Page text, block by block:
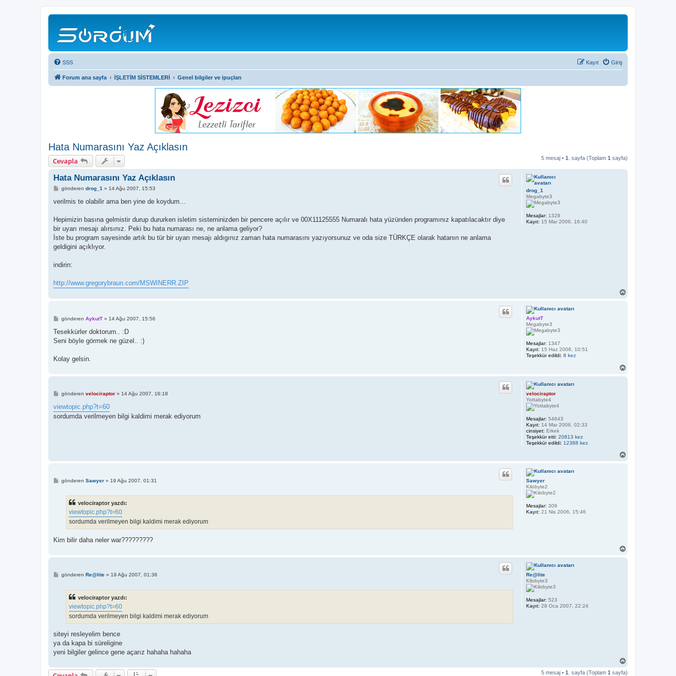
SSS Giriş
Kayıt
Forum ana sayfa İŞLETİM SİSTEMLERİ Genel bilgiler ve ipuçları
Hata Numarasını Yaz Açıklasın
Cevapla 5 mesaj • 1 . sayfa (Toplam 1 sayfa)
drog_1
Megabyte3
Mesajlar: 1329
Kayıt: 15 Mar 2006, 16:40
Hata Numarasını Yaz Açıklasın
M
s
gönderen drog_1 » 14 Ağu 2007, 15:53
verilmis te olabilir ama ben yine de koydum...
Hepimizin basına gelmistir durup dururken isletim sisteminizden bir pencere açılır ve 00X11125555 Numaralı hata yüzünden programınız kapatılacaktır diye
bir uyarı mesajı alırsınız. Peki bu hata numarası ne, ne anlama geliyor?
İste bu program sayesinde artık bu tür bir uyarı mesajı aldıgınız zaman hata numarasını yazıyorsunuz ve oda size TÜRKÇE olarak hatanın ne anlama
geldigini açıklıyor.
indirin:
http://www.gregorybraun.com/MSWINERR.ZIP
AykutT
Megabyte3
Mesajlar: 1347
Kayıt: 15 Haz 2006, 10:51
Teşekkür edildi: 8 kez
M
s
j
gönderen AykutT» 14 Ağu 2007, 15:56
Tesekkürler doktorum.. :D
Seni böyle görmek ne güzel.. :)
Kolay gelsin.
velociraptor
Yottabyte4
Mesajlar: 54643
Kayıt: 14 Mar 2006, 02:33
cinsiyet: Erkek
Teşekkür etti: 20813 kez
Teşekkür edildi: 12388 kez
M
s
a
j
gönderen velociraptor» 14 Ağu 2007, 16:18
viewtopic.php?t=60
sordumda verilmeyen bilgi kaldimi merak ediyorum
Sawyer
Kilobyte2
Mesajlar: 309
Kayıt: 21 Nis 2006, 15:46
Mgönderen Sawyer» 19 Ağu 2007, 01:31
velociraptor yazdı:
viewtopic.php?t=60
sordumda verilmeyen bilgi kaldimi merak ediyorum
Kim bilir daha neler war?????????
Re@lite
Kilobyte3
Mesajlar: 523
Kayıt: 28 Oca 2007, 22:24
Mgönderen Re@lite» 19 Ağu 2007, 01:36
velociraptor yazdı:
viewtopic.php?t=60
sordumda verilmeyen bilgi kaldimi merak ediyorum
siteyi resleyelim bence
ya da kapa bi süreligine
yeni bilgiler gelince gene açarız hahaha hahaha
5 mesaj • 1 . sayfa (Toplam 1 sayfa)